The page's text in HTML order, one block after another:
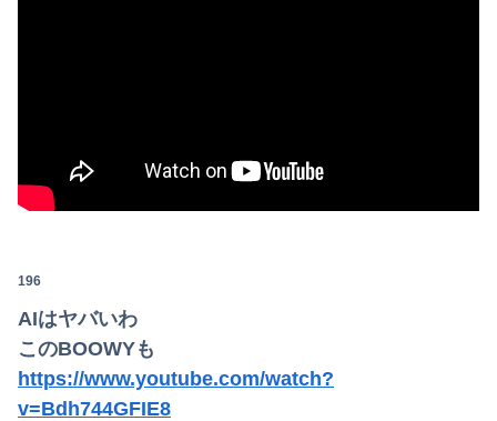
196
AIはヤバいわ
このBOOWYも
https://www.youtube.com/watch?
v=Bdh744GFIE8